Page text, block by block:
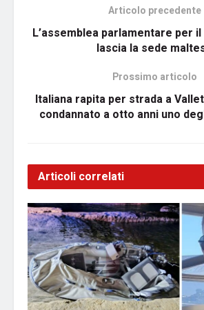
Articolo precedente
L’assemblea parlamentare per
lascia la sede
Prossimo articolo
Italiana rapita per strada a
condannato a otto anni uno
Articoli correlati